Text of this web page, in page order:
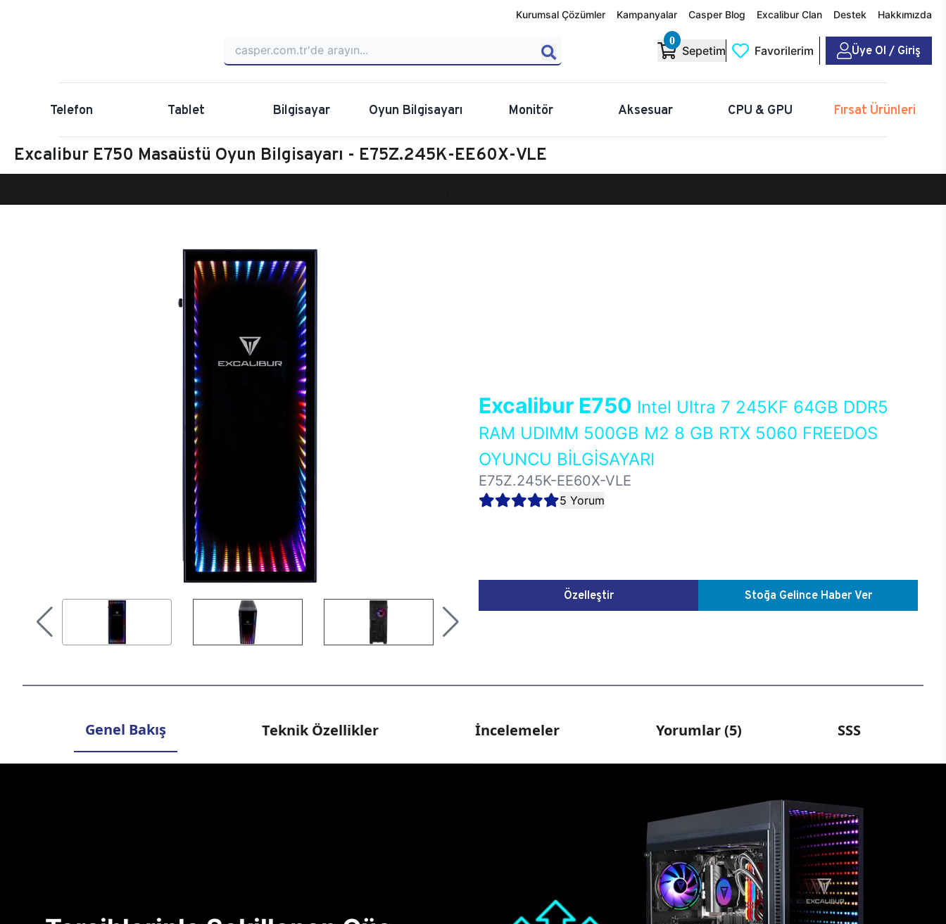
Kurumsal Çözümler Kampanyalar Casper Blog Excalibur Clan Destek Hakkımızda
0
Sepetim Favorilerim Üye Ol / Giriş
Telefon Tablet Bilgisayar Oyun Bilgisayarı Monitör Aksesuar CPU & GPU Fırsat Ürünleri
Excalibur E750 Masaüstü Oyun Bilgisayarı - E75Z.245K-EE60X-VLE
Excalibur E750 Intel Ultra 7 245KF 64GB DDR5
RAM UDIMM 500GB M2 8 GB RTX 5060 FREEDOS
OYUNCU BİLGİSAYARI
E75Z.245K-EE60X-VLE
5 Yorum
Özelleştir Stoğa Gelince Haber Ver
Genel Bakış Teknik Özellikler İncelemeler Yorumlar (5) SSS